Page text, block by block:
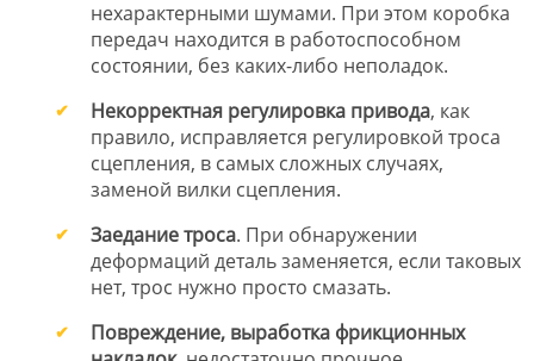
нехарактерными шумами. При этом коробка
передач находится в работоспособном
состоянии, без каких-либо неполадок.
Некорректная регулировка привода, как
правило, исправляется регулировкой троса
сцепления, в самых сложных случаях,
заменой вилки сцепления.
Заедание троса. При обнаружении
деформаций деталь заменяется, если таковых
нет, трос нужно просто смазать.
Повреждение, выработка фрикционных